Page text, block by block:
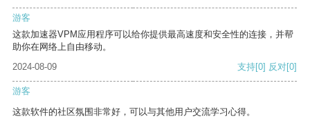
游客
这款加速器VPM应用程序可以给你提供最高速度和安全性的连接，并帮
助你在网络上自由移动。
2024-08-09
支持[0] 反对[0]
游客
这款软件的社区氛围非常好，可以与其他用户交流学习心得。